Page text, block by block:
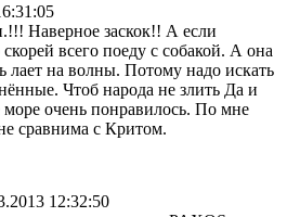
Наверное заскок!! А если
скорей всего поеду с собакой. А она
лает на волны. Потому надо искать
Чтоб народа не злить Да и
очень понравилось. По мне
сравнима с Критом.
12:32:50